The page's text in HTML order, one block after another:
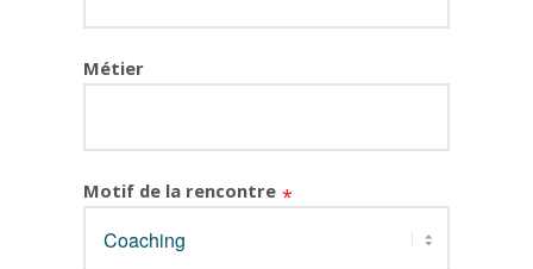
Métier
Motif de la rencontre